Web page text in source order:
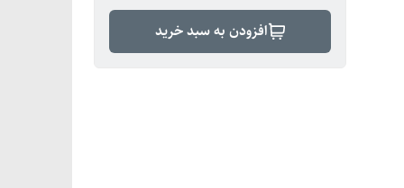
افزودن به سبد خرید